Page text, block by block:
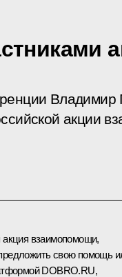
Владимир
акции
взаимопомощи,
свою помощь
DOBRO.RU,